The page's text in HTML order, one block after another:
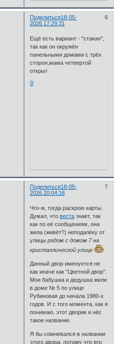
Поделиться 6
18-05-
2026 17:29:31
Ещё есть вариант - "стакан",
так как он окружён
панельными домами с трёх
сторон,мама четвертой
открыт
0
Поделиться 7
18-05-
2026 20:04:16
Что-ж, тогда раскрою карты.
Думал, чтовеста знает, так
как по её сообщениям, она
жила (живёт?) неподалёку от
улицырядом с домом 7 на
кристаллической улице
Данный двор именуется не
как иначе как "Цветной двор".
Мои бабушка и дедушка жили
в доме № 5 по улице
Рубиновая до начала 1980-х
годов. И с того момента, как я
понимаю, этот дворик и нёс
такое название.
Я бы сомневался в названии
этого двора, потому что его